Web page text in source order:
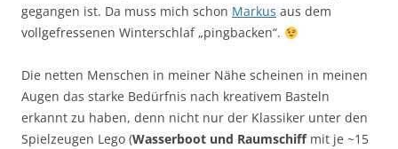
gegangen ist. Da muss mich schon Markus aus dem
vollgefressenen Winterschlaf „pingbacken“.
Die netten Menschen in meiner Nähe scheinen in meinen
Augen das starke Bedürfnis nach kreativem Basteln
erkannt zu haben, denn nicht nur der Klassiker unter den
Spielzeugen Lego (Wasserboot und Raumschiffmit je ~15